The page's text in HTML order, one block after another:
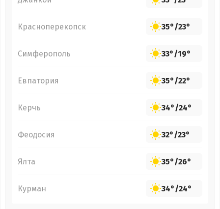
Красноперекопск 35°/23°
Симферополь 33°/19°
Евпатория 35°/22°
Керчь 34°/24°
Феодосия 32°/23°
Ялта 35°/26°
Курман 34°/24°